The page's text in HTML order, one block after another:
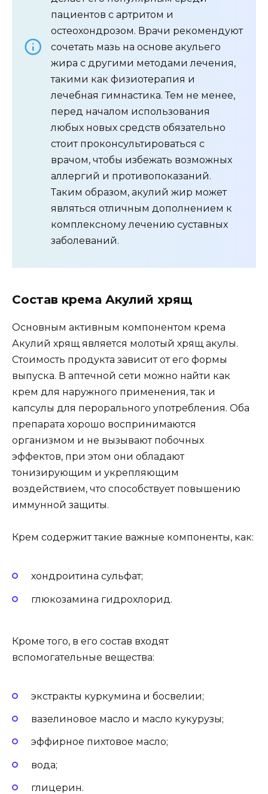
пациентов с артритом и
остеохондрозом. Врачи рекомендуют
сочетать мазь на основе акульего
жира с другими методами лечения,
такими как физиотерапия и
лечебная гимнастика. Тем не менее,
перед началом использования
любых новых средств обязательно
стоит проконсультироваться с
врачом, чтобы избежать возможных
аллергий и противопоказаний.
Таким образом, акулий жир может
являться отличным дополнением к
комплексному лечению суставных
заболеваний.
Состав крема Акулий хрящ
Основным активным компонентом крема
Акулий хрящ является молотый хрящ акулы.
Стоимость продукта зависит от его формы
выпуска. В аптечной сети можно найти как
крем для наружного применения, так и
капсулы для перорального употребления. Оба
препарата хорошо воспринимаются
организмом и не вызывают побочных
эффектов, при этом они обладают
тонизирующим и укрепляющим
воздействием, что способствует повышению
иммунной защиты.
Крем содержит такие важные компоненты, как:
хондроитина сульфат;
глюкозамина гидрохлорид.
Кроме того, в его состав входят
вспомогательные вещества:
экстракты куркумина и босвелии;
вазелиновое масло и масло кукурузы;
эффирное пихтовое масло;
вода;
глицерин.